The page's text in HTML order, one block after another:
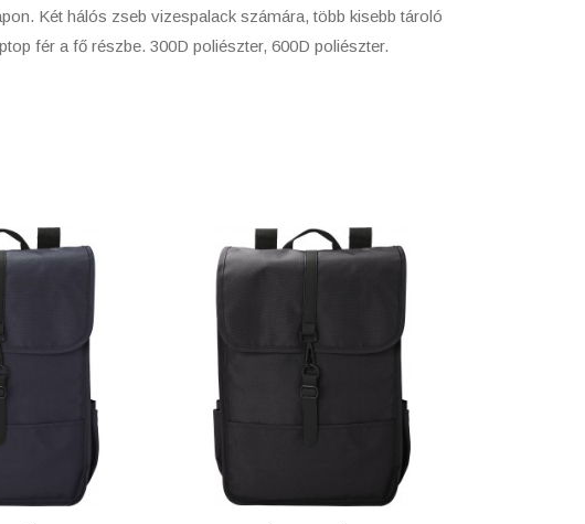
Két hálós zseb vizespalack számára, több kisebb tároló
fér a fő részbe. 300D poliészter, 600D poliészter.